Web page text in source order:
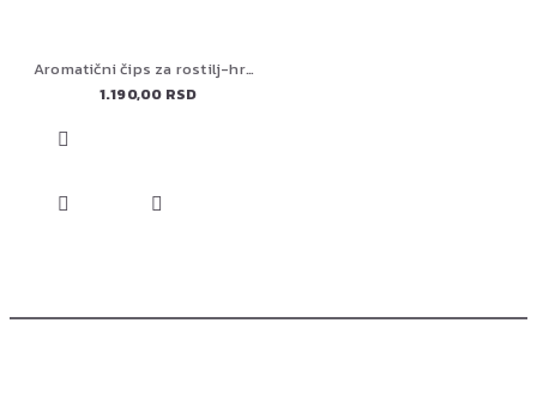
Aromatični čips za rostilj-hrast 1KG HOLY SMOKE BBQ
1.190,00 RSD